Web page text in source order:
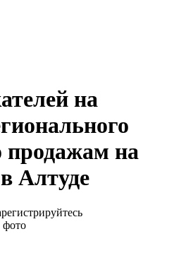
на
продажам на
Алтуде
фото